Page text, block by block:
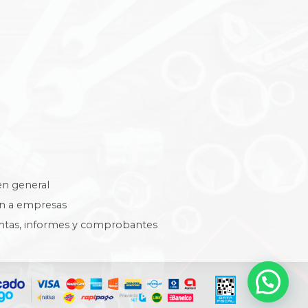
general
a empresas
informes y comprobantes